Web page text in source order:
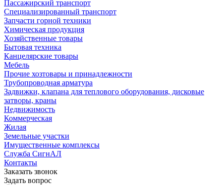
Пассажирский транспорт
Специализированный транспорт
Запчасти горной техники
Химическая продукция
Хозяйственные товары
Бытовая техника
Канцелярские товары
Мебель
Прочие хозтовары и принадлежности
Трубопроводная арматура
Задвижки, клапана для теплового оборудования, дисковые
затворы, краны
Недвижимость
Коммерческая
Жилая
Земельные участки
Имущественные комплексы
Служба СигнАЛ
Контакты
Заказать звонок
Задать вопрос